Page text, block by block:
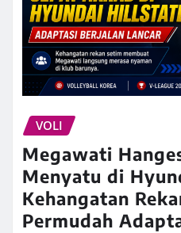
VOLI
Megawati
Menyatu di
Kehangatan
Permudah